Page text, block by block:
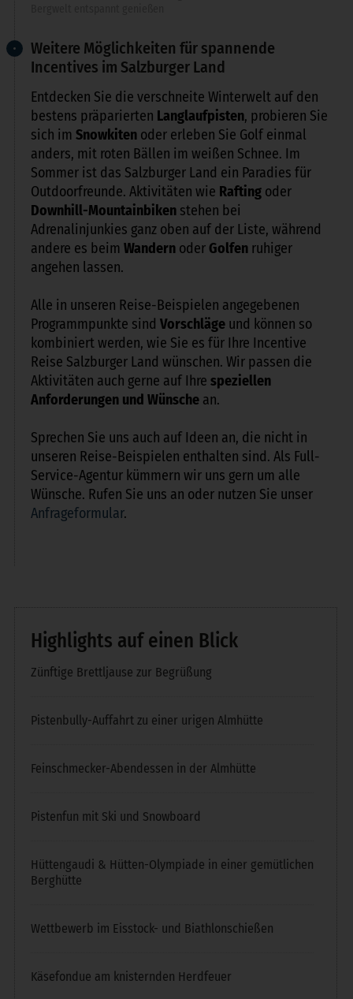
Weitere Möglichkeiten für spannende
Incentives im Salzburger Land
Entdecken Sie die verschneite Winterwelt auf den
bestens präparierten Langlaufpisten, probieren Sie
sich im Snowkiten oder erleben Sie Golf einmal
anders, mit roten Bällen im weißen Schnee. Im
Sommer ist das Salzburger Land ein Paradies für
Outdoorfreunde. Aktivitäten wie Rafting oder
Downhill-Mountainbiken stehen bei
Adrenalinjunkies ganz oben auf der Liste, während
andere es beim Wandern oder Golfen ruhiger
angehen lassen.
Alle in unseren Reise-Beispielen angegebenen
Programmpunkte sind Vorschläge und können so
kombiniert werden, wie Sie es für Ihre Incentive
Reise Salzburger Land wünschen. Wir passen die
Aktivitäten auch gerne auf Ihre speziellen
Anforderungen und Wünsche an.
Sprechen Sie uns auch auf Ideen an, die nicht in
unseren Reise-Beispielen enthalten sind. Als Full-
Service-Agentur kümmern wir uns gern um alle
Wünsche. Rufen Sie uns an oder nutzen Sie unser
Anfrageformular.
Highlights auf einen Blick
Zünftige Brettljause zur Begrüßung
Pistenbully-Auffahrt zu einer urigen Almhütte
Feinschmecker-Abendessen in der Almhütte
Pistenfun mit Ski und Snowboard
Hüttengaudi & Hütten-Olympiade in einer gemütlichen
Berghütte
Wettbewerb im Eisstock- und Biathlonschießen
Käsefondue am knisternden Herdfeuer